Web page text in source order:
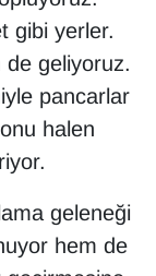
gibi yerler.
geliyoruz.
pancarlar
halen
geleneği
hem de